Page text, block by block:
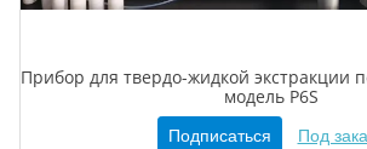
Прибор для твердо-жидкой экстракции
модель P6S
Подписаться Под